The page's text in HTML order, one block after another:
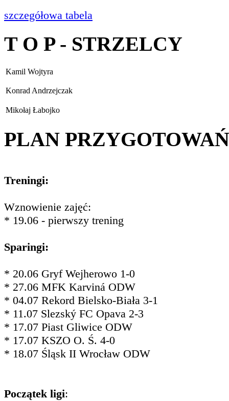
szczegółowa tabela
T O P - STRZELCY
Kamil Wojtyra
Konrad Andrzejczak
Mikołaj Łabojko
PLAN PRZYGOTOWAŃ
Treningi:
Wznowienie zajęć:
* 19.06 - pierwszy trening
Sparingi:
* 20.06 Gryf Wejherowo 1-0
* 27.06 MFK Karviná ODW
* 04.07 Rekord Bielsko-Biała 3-1
* 11.07 Slezský FC Opava 2-3
* 17.07 Piast Gliwice ODW
* 17.07 KSZO O. Ś. 4-0
* 18.07 Śląsk II Wrocław ODW
Początek ligi: